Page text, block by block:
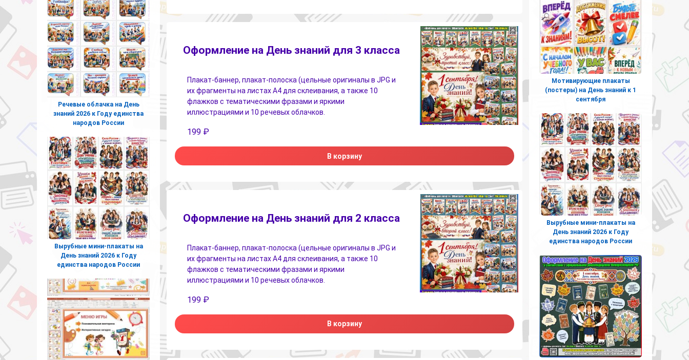
Оформление на День знаний для 3 класса
Плакат-баннер, плакат-полоска (цельные оригиналы в JPG и
их фрагменты на листах A4 для склеивания, а также 10
флажков с тематическими фразами и яркими
иллюстрациями и 10 речевых облачков.
199 ₽
В корзину
Оформление на День знаний для 2 класса
Плакат-баннер, плакат-полоска (цельные оригиналы в JPG и
их фрагменты на листах A4 для склеивания, а также 10
флажков с тематическими фразами и яркими
иллюстрациями и 10 речевых облачков.
199 ₽
В корзину
Речевые облачка на День
знаний 2026 к Году единства
народов России
Вырубные мини-плакаты на
День знаний 2026 к Году
единства народов России
Мотивирующие плакаты
(постеры) на День знаний к 1
сентября
Вырубные мини-плакаты на
День знаний 2026 к Году
единства народов России